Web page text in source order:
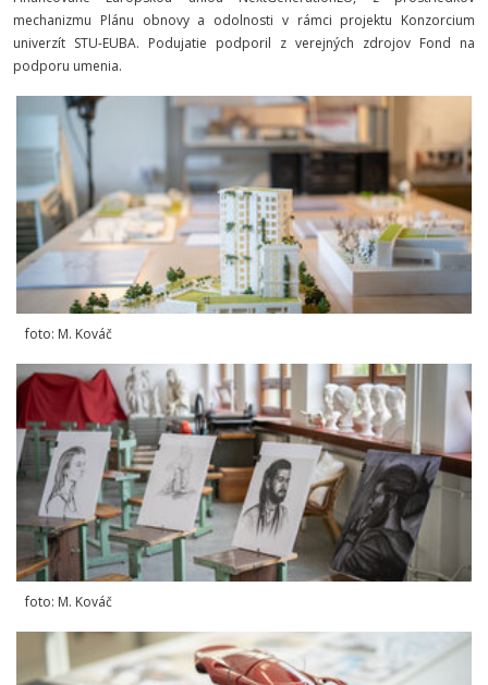
mechanizmu Plánu obnovy a odolnosti v rámci projektu Konzorcium
univerzít STU-EUBA. Podujatie podporil z verejných zdrojov Fond na
podporu umenia.
foto: M. Kováč
foto: M. Kováč